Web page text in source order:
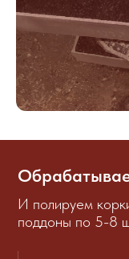
И полируем
поддоны по 5-8